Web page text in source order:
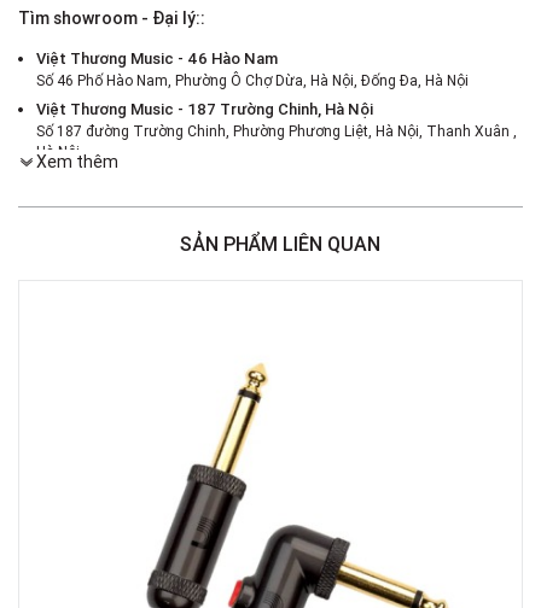
Tìm showroom - Đại lý::
Việt Thương Music - 46 Hào Nam
Số 46 Phố Hào Nam, Phường Ô Chợ Dừa, Hà Nội, Đống Đa, Hà Nội
Việt Thương Music - 187 Trường Chinh, Hà Nội
Số 187 đường Trường Chinh, Phường Phương Liệt, Hà Nội, Thanh Xuân ,
Hà Nội
386 Cách Mạng Tháng Tám, Phường Nhiêu Lộc, TPHCM, Quận 3, Hồ Chí
Việt Thương Music - 369 Điện Biên Phủ
6F-01 Tầng 6 Trung Tâm Thương Mại Crescent Mall, 101 Tôn Dật Tiên,
Phường Tân Mỹ, TPHCM, Quận 7, Hồ Chí Minh
Việt Thương Music - 49E Phan Đăng Lưu
49E Phan Đăng Lưu, Phường Bình Thạnh, TPHCM, Quận Bình Thạnh, Hồ
Việt Thương Music - Phường Gò Vấp
11 Đường số 3, Khu dân cư Cityland Park Hill, Phường Gò Vấp, TPHCM,
Quận Gò Vấp, Hồ Chí Minh
Việt Thương Music - 442 Lũy Bán Bích
442 Lũy Bán Bích, Phường Tân Phú, TPHCM, Quận Tân Phú, Hồ Chí Minh
Xem thêm
SẢN PHẨM LIÊN QUAN